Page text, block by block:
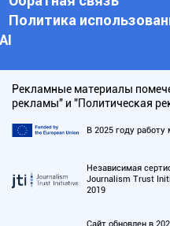
Политика
АI
Рекламные материалы
рекламы" и "Политическая
В 2025 году
Независимая
Journalism Trust
2019